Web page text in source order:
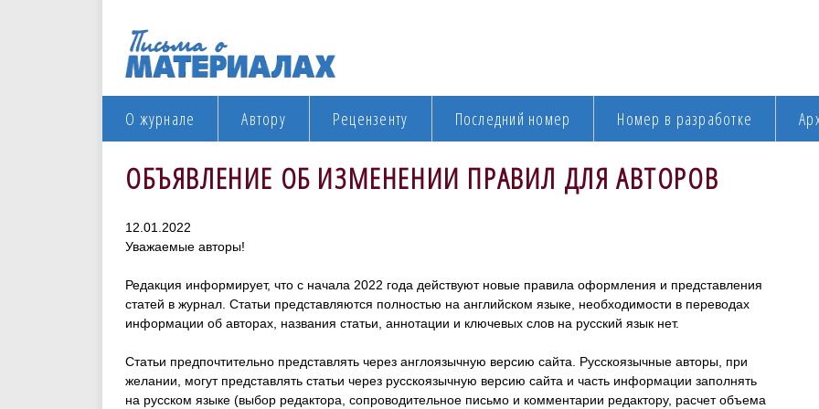
О журнале Автору Рецензенту Последний номер Номер в разработке
ОБЪЯВЛЕНИЕ ОБ ИЗМЕНЕНИИ ПРАВИЛ ДЛЯ АВТОРОВ
12.01.2022
Уважаемые авторы!
Редакция информирует, что с начала 2022 года действуют новые правила оформления и представления
статей в журнал. Статьи представляются полностью на английском языке, необходимости в переводах
информации об авторах, названия статьи, аннотации и ключевых слов на русский язык нет.
Статьи предпочтительно представлять через англоязычную версию сайта. Русскоязычные авторы, при
желании, могут представлять статьи через русскоязычную версию сайта и часть информации заполнять
на русском языке (выбор редактора, сопроводительное письмо и комментарии редактору, расчет объема